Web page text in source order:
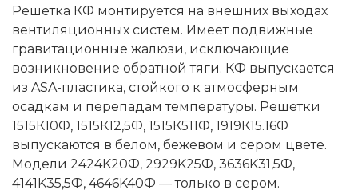
Решетка КФ монтируется на внешних выходах
вентиляционных систем. Имеет подвижные
гравитационные жалюзи, исключающие
возникновение обратной тяги. КФ выпускается
из ASA-пластика, стойкого к атмосферным
осадкам и перепадам температуры. Решетки
1515К10Ф, 1515К12,5Ф, 1515К511Ф, 1919К15.16Ф
выпускаются в белом, бежевом и сером цвете.
Модели 2424K20Ф, 2929K25Ф, 3636K31,5Ф,
4141K35,5Ф, 4646K40Ф — только в сером.